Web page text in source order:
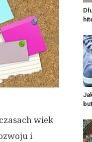
wiek
i